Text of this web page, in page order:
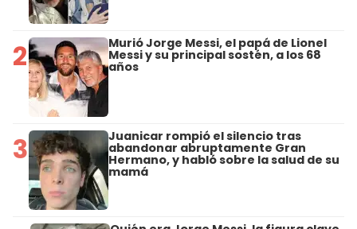
2 Murió Jorge Messi, el papá de Lionel
Messi y su principal sostén, a los 68
años
3 Juanicar rompió el silencio tras
abandonar abruptamente Gran
Hermano, y habló sobre la salud de su
mamá